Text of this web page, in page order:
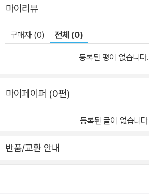
마이리뷰
구매자 (0) 전체 (0)
등록된 평이 없습니다.
마이페이퍼 (0편)
등록된 글이 없습니다
반품/교환 안내